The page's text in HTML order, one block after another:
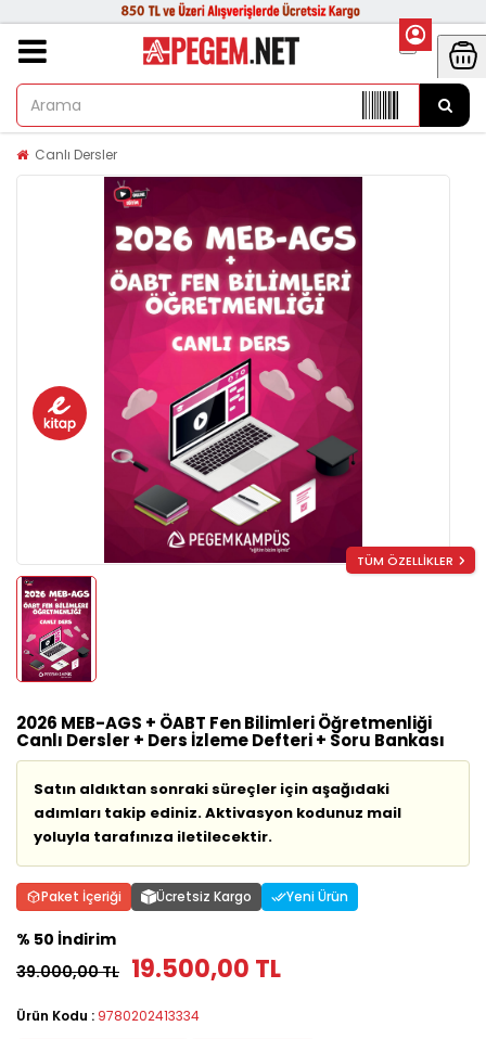
Canlı Dersler
TÜM ÖZELLİKLER
2026 MEB-AGS + ÖABT Fen Bilimleri Öğretmenliği
Canlı Dersler + Ders İzleme Defteri + Soru Bankası
Satın aldıktan sonraki süreçler için aşağıdaki
adımları takip ediniz. Aktivasyon kodunuz mail
yoluyla tarafınıza iletilecektir.
Paket İçeriği Ücretsiz Kargo Yeni Ürün
% 50 İndirim
39.000,00 TL 19.500,00 TL
Ürün Kodu : 9780202413334